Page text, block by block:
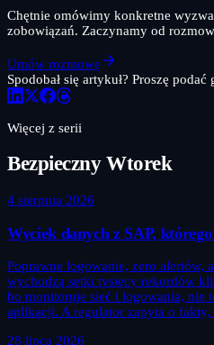
Chętnie omówimy konkretne
zobowiązań. Zaczynamy od
Umów rozmowę
Spodobał się artykuł? Proszę podać
Więcej z serii
Bezpieczny Wtorek
4 sierpnia 2026
Wyciek danych z SAP,
Poprawne logowanie, zero alertów,
wychodzą setki tysięcy rekordów
bo monitoruje sieć i logowania, nie
aplikacji. A regulator zapyta o fakty,
28 lipca 2026